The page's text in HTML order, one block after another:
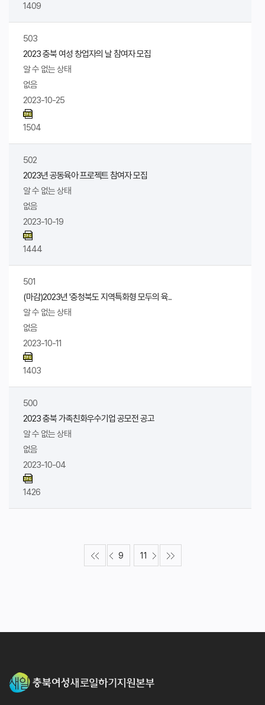
1409
503
2023 충북 여성 창업자의 날 참여자 모집
알 수 없는 상태
없음
2023-10-25
1504
502
2023년 공동육아 프로젝트 참여자 모집
알 수 없는 상태
없음
2023-10-19
1444
501
(마감)2023년 '충청북도 지역특화형 모두의 육..
알 수 없는 상태
없음
2023-10-11
1403
500
2023 충북 가족친화우수기업 공모전 공고
알 수 없는 상태
없음
2023-10-04
1426
9 11